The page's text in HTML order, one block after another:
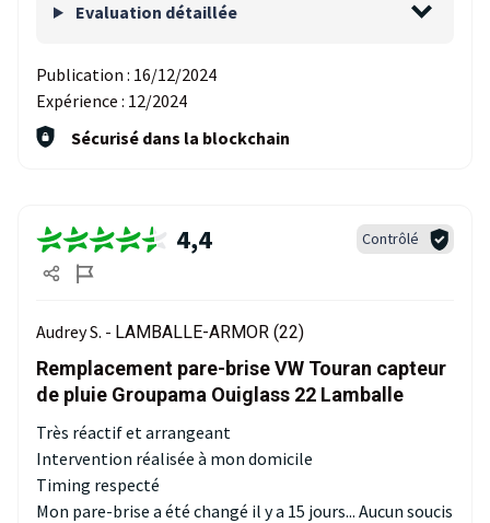
Evaluation détaillée
Publication : 16/12/2024
Expérience : 12/2024
Sécurisé dans la blockchain
4,4 Contrôlé
Audrey S. - LAMBALLE-ARMOR (22)
Remplacement pare-brise VW Touran capteur
de pluie Groupama Ouiglass 22 Lamballe
Très réactif et arrangeant
Intervention réalisée à mon domicile
Timing respecté
Mon pare-brise a été changé il y a 15 jours... Aucun soucis